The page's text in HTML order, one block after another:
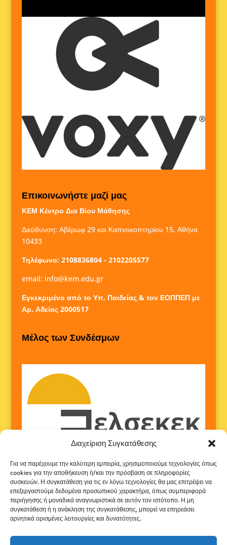
Διαχείριση Συγκατάθεσης
Για να παρέχουμε την καλύτερη εμπειρία, χρησιμοποιούμε τεχνολογίες όπως
cookies για την αποθήκευση ή/και την πρόσβαση σε πληροφορίες
συσκευών. Η συγκατάθεση για τις εν λόγω τεχνολογίες θα μας επιτρέψει να
επεξεργαστούμε δεδομένα προσωπικού χαρακτήρα, όπως συμπεριφορά
περιήγησης ή μοναδικά αναγνωριστικά σε αυτόν τον ιστότοπο. Η μη
συγκατάθεση ή η ανάκληση της συγκατάθεσης, μπορεί να επηρεάσει
αρνητικά ορισμένες λειτουργίες και δυνατότητες.
Επικοινωνήστε μαζί μας
ΚΕΜ Κέντρο Δια Βίου Μάθησης
Διεύθυνση: Αβέρωφ 29 και Καπνοκοπτηρίου 15, Αθήνα
10433
Τηλέφωνο: 2108836804 - 2102205577
email: info@kem.edu.gr
Εγκεκριμένο από το Υπ. Παιδείας & τον ΕΟΠΠΕΠ με
Αρ. Αδείας 2000517
Μέλος των Συνδέσμων